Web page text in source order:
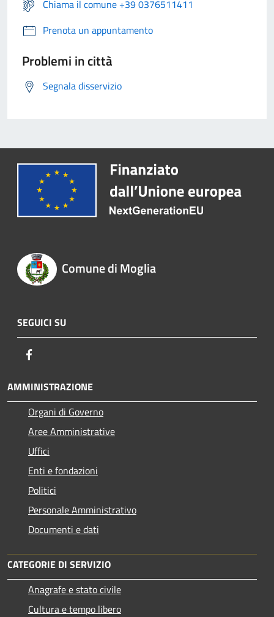
Chiama il comune +39 0376511411
Prenota un appuntamento
Problemi in città
Segnala disservizio
Comune di Moglia
SEGUICI SU
AMMINISTRAZIONE
Organi di Governo
Aree Amministrative
Uffici
Enti e fondazioni
Politici
Personale Amministrativo
Documenti e dati
CATEGORIE DI SERVIZIO
Anagrafe e stato civile
Cultura e tempo libero